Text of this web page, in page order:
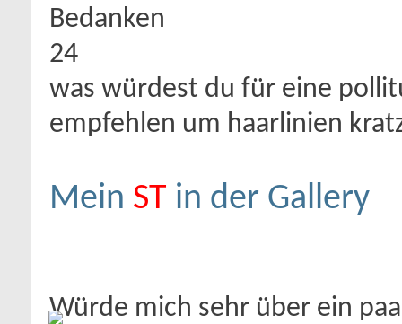
Bedanken
24
was würdest du für eine
empfehlen um haarlinien
Mein ST in der Gallery
Würde mich sehr über ein